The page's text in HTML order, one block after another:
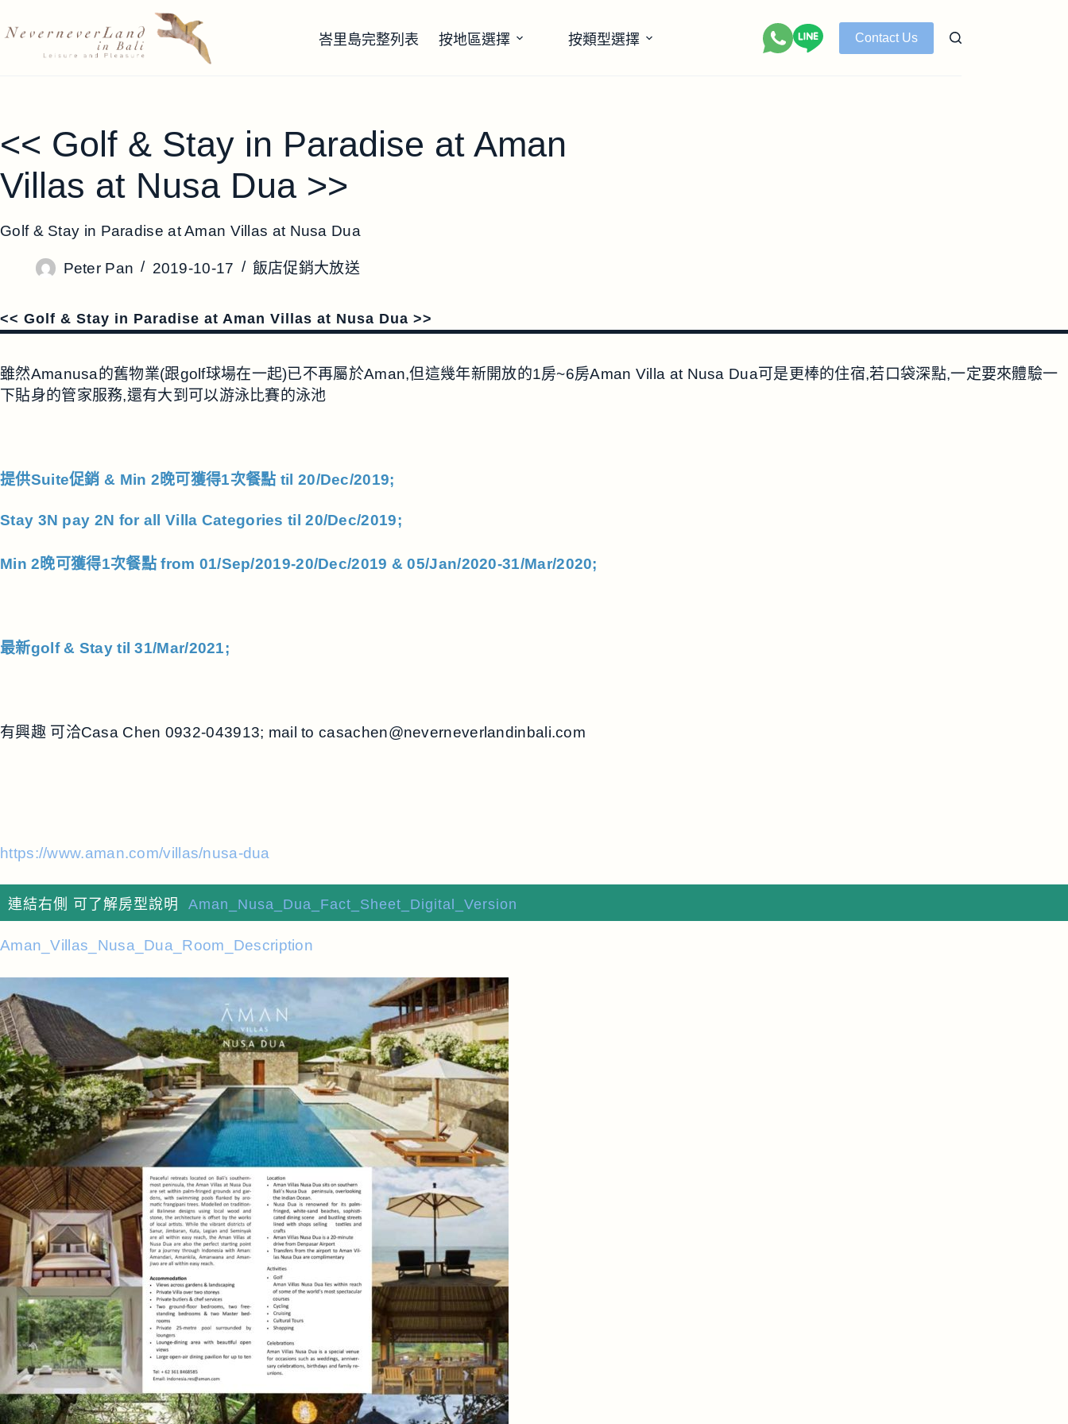
至
峇里島完整列表 按地區選擇 按類型選擇 Contact Us
<< Golf & Stay in Paradise at Aman
Villas at Nusa Dua >>
Golf & Stay in Paradise at Aman Villas at Nusa Dua
Peter Pan 2019-10-17 飯店促銷大放送
<< Golf & Stay in Paradise at Aman Villas at Nusa Dua >>
雖然Amanusa的舊物業(跟golf球場在一起)已不再屬於Aman,但這幾年新開放的1房~6房Aman Villa at Nusa Dua可是更棒的住宿,若口袋深點,一定要來體驗一
下貼身的管家服務,還有大到可以游泳比賽的泳池
提供Suite促銷 & Min 2晚可獲得1次餐點 til 20/Dec/2019;
Stay 3N pay 2N for all Villa Categories til 20/Dec/2019;
Min 2晚可獲得1次餐點 from 01/Sep/2019-20/Dec/2019 & 05/Jan/2020-31/Mar/2020;
最新golf & Stay til 31/Mar/2021;
有興趣 可洽Casa Chen 0932-043913; mail tocasachen@neverneverlandinbali.com
https://www.aman.com/villas/nusa-dua
連結右側 可了解房型說明 Aman_Nusa_Dua_Fact_Sheet_Digital_Version
Aman_Villas_Nusa_Dua_Room_Description